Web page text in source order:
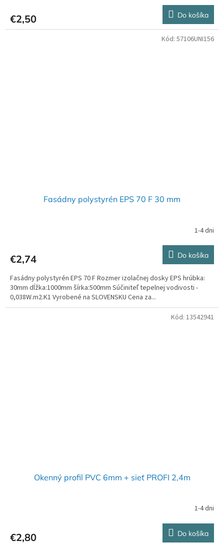
€2,50 Do košíka
Fasádny polystyrén EPS 70 F 30 mm
1-4 dni
€2,74 Do košíka
Fasádny polystyrén EPS 70 F Rozmer izolačnej dosky EPS hrúbka:
30mm dĺžka:1000mm šírka:500mm Súčiniteľ tepelnej vodivosti -
0,038W.m2.K1 Vyrobené na SLOVENSKU Cena za...
Kód: 57106UNI156
Okenný profil PVC 6mm + sieť PROFI 2,4m
1-4 dni
€2,80 Do košíka
Kód: 13542941